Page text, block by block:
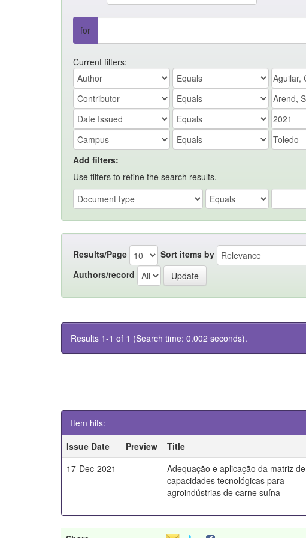
for
Current filters:
Add filters:
Use filters to refine the search results.
Results/Page Sort items by
Authors/record
Results 1-1 of 1 (Search time: 0.002 seconds).
Item hits:
Issue Date
Preview Title
17-Dec-2021
Adequação e aplicação da matriz de
capacidades tecnológicas para
agroindústrias de carne suína